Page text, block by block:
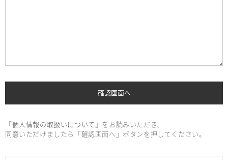
「 個人情報の取扱いについて 」をお読みいただき、
同意いただけましたら「確認画面へ」ボタンを押してください。